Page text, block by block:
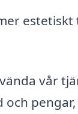
vår
och